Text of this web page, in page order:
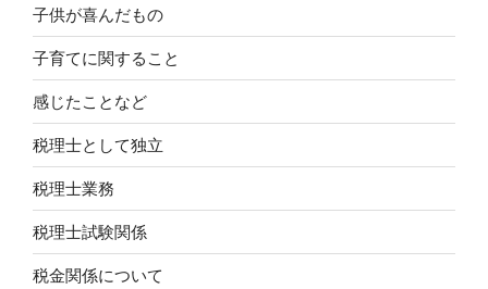
子供が喜んだもの
子育てに関すること
感じたことなど
税理士として独立
税理士業務
税理士試験関係
税金関係について